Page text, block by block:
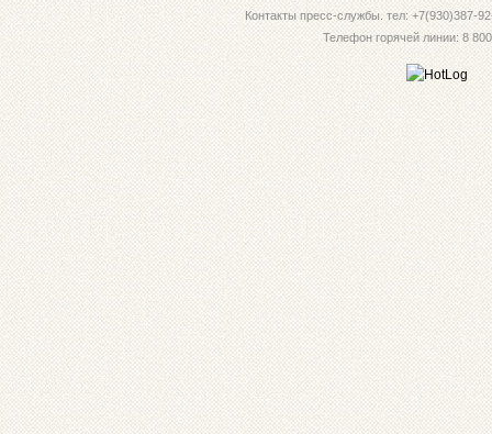
Контакты пресс-службы. тел: +7(930)387-
Телефон горячей линии: 8